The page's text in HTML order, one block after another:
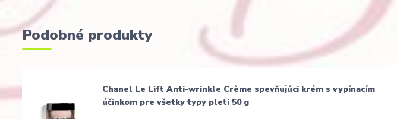
Podobné produkty
Chanel Le Lift Anti-wrinkle Crème spevňujúci krém s vypínacím
účinkom pre všetky typy pleti 50 g